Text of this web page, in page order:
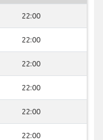
22:00
22:00
22:00
22:00
22:00
22:00